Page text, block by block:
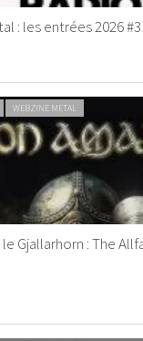
: les entrées 2026
WEBZINE METAL
Gjallarhorn : The